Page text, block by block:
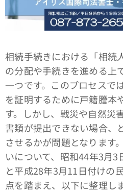
相続手続きにおける「相続
の分配や手続きを進める上
一つです。このプロセスで
を証明するために戸籍謄本
す。しかし、戦災や自然災
書類が提出できない場合、
させるかが問題となります
いについて、昭和44年3月
と平成28年3月11日付けの
点を踏まえ、以下に整理し